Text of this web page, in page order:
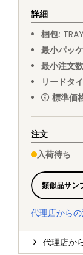
詳細
梱包: TRAY
最小パッ
最小注文
リードタ
標準価
注文
入荷待ち
類似品サン
代理店から
代理店か